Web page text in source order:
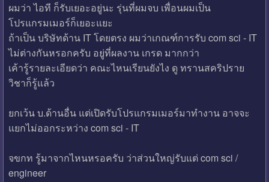
ผมว่า ไอที ก็รับเยอะอยู่นะ รุ่นที่ผมจบ เพื่อนผมเป็น
โปรแกรมเมอร์ก็เยอะแยะ
ถ้าเป็น บริษัทด้าน IT โดยตรง ผมว่าเกณฑ์การรับ com sci - IT
ไม่ต่างกันหรอกครับ อยู่ที่ผลงาน เกรด มากกว่า
เค้ารู้รายละเอียดว่า คณะไหนเรียนยังไง ดู ทรานสคริปราย
วิชาก็รู้แล้ว
ยกเว้น บ.ด้านอื่น แต่เปิดรับโปรแกรมเมอร์มาทำงาน อาจจะ
แยกไม่ออกระหว่าง com sci - IT
จขกท รู้มาจากไหนหรอครับ ว่าส่วนใหญ่รับแต่ com sci /
engineer